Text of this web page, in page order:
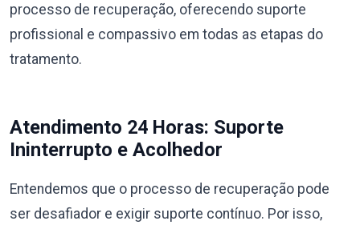
processo de recuperação, oferecendo suporte
profissional e compassivo em todas as etapas do
tratamento.
Atendimento 24 Horas: Suporte
Ininterrupto e Acolhedor
Entendemos que o processo de recuperação pode
ser desafiador e exigir suporte contínuo. Por isso,